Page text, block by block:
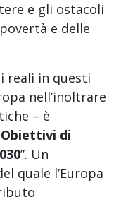
e gli ostacoli
e delle
reali in questi
nell’inoltrare
– è
Obiettivi di
”. Un
quale l’Europa